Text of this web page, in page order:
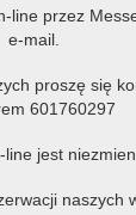
i
line przez
e-mail.
proszę się
601760297
jest
naszych